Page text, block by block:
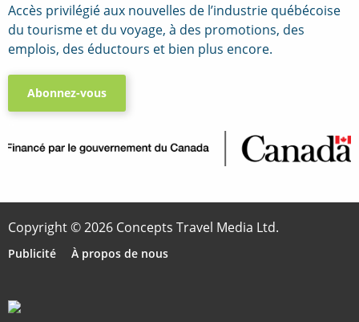
Accès privilégié aux nouvelles de l’industrie québécoise
du tourisme et du voyage, à des promotions, des
emplois, des éductours et bien plus encore.
Abonnez-vous
Copyright © 2026 Concepts Travel Media Ltd.
Publicité À propos de nous